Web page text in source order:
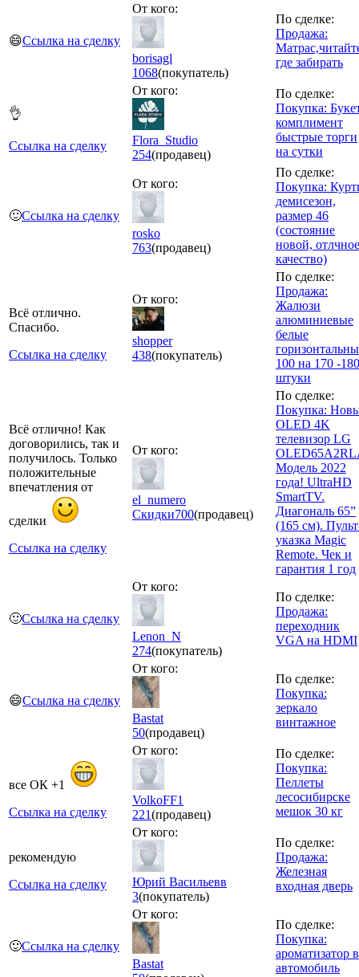
😄Ссылка на сделку
От кого:
borisagl
1068(покупатель)
По сделке:
Продажа:
где забирать
👌
Ссылка на сделку
От кого:
Flora_Studio
254(продавец)
По сделке:
Покупка:
комплимент
быстрые торги
на сутки
🙂Ссылка на сделку
От кого:
rosko
763(продавец)
По сделке:
Покупка:
демисезон,
размер 46
(состояние
новой, отлчное
качество)
Всё отлично.
Спасибо.
Ссылка на сделку
От кого:
shopper
438(покупатель)
По сделке:
Продажа:
Жалюзи
алюминиевые
белые
100 на 170 -
штуки
Всё отлично! Как
договорились, так и
получилось. Только
положительные
впечатления от
сделки
Ссылка на сделку
От кого:
el_numero
Скидки700(продавец)
По сделке:
Покупка:
OLED 4K
телевизор LG
Модель 2022
года! UltraHD
SmartTV.
Диагональ 65”
(165 см).
указка Magic
Remote. Чек и
гарантия 1 год
🙂Ссылка на сделку
От кого:
Lenon_N
274(покупатель)
По сделке:
Продажа:
переходник
VGA на HDMI
😄Ссылка на сделку
От кого:
Bastat
50(продавец)
По сделке:
Покупка:
зеркало
винтажное
все ОК +1
Ссылка на сделку
От кого:
VolkoFF1
221(продавец)
По сделке:
Покупка:
Пеллеты
лесосибирске
мешок 30 кг
рекомендую
Ссылка на сделку
От кого:
Юрий Васильевв
3(покупатель)
По сделке:
Продажа:
Железная
входная дверь
🙂Ссылка на сделку
От кого:
Bastat
По сделке:
Покупка:
ароматизатор в
автомобиль